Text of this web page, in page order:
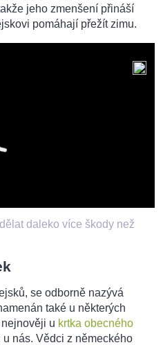
jeho zmenšení přináší
pomáhají přežít zimu.
daleko více škody než
se odborně nazývá
také u některých
u krtka obecného
u nás. Vědci z německého